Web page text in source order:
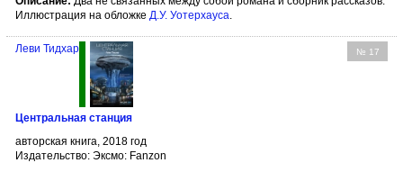
Иллюстрация на обложке Д.У. Уотерхауса
№ 17
Леви Тидхар
Центральная станция
авторская книга, 2018 год
Издательство: Эксмо: Fanzon